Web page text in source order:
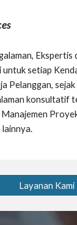
Ekspertis
untuk setiap
Pelanggan,
konsultatif
lainnya.
Layanan Kami